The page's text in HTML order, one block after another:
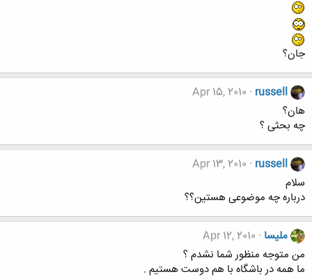
جان؟
russell
Apr 15, 2010
هان؟
چه بحثی ؟
russell
Apr 13, 2010
سلام
درباره چه موضوعی هستین؟؟
ملیسا Apr 12, 2010
من متوجه منظور شما نشدم ؟
ما همه در باشگاه با هم دوست هستیم .